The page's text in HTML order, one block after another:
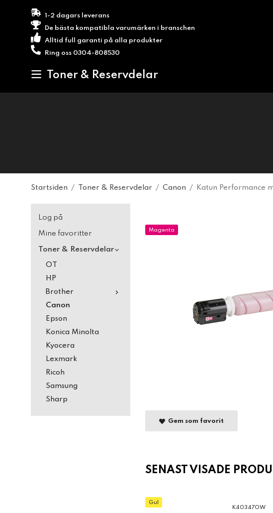
1-2 dagars leverans
De bästa kompatibla varumärken i branschen
Alltid full garanti på alla produkter
Ring oss 0304-808530
Toner & Reservdelar
Startsiden / Toner & Reservdelar / Canon / Katun Performance
Log på
Mine favoritter
Toner & Reservdelar
OT
HP
Brother
Canon
Epson
Konica Minolta
Kyocera
Lexmark
Ricoh
Samsung
Sharp
Magenta
Gem som favorit
SENAST VISADE
Gul
K40347OW